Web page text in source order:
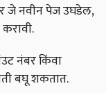
जे नवीन पेज उघडेल,
नंबर किंवा
बघू शकतात.